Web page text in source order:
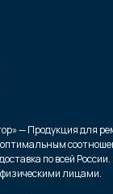
— Продукция для
оптимальным
по всей
лицами.